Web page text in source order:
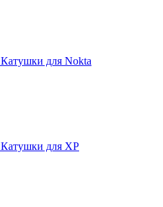
Катушки для Nokta
Катушки для ХР